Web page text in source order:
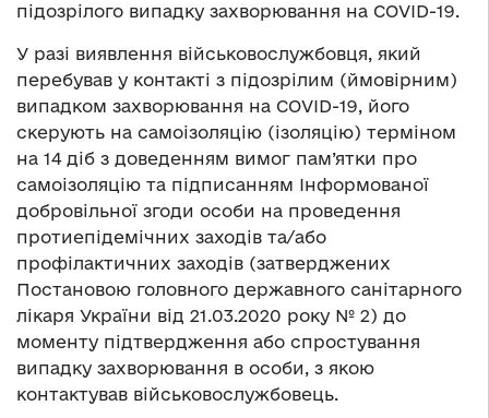
підозрілого випадку захворювання на СOVID-19.
У разі виявлення військовослужбовця, який
перебував у контакті з підозрілим (ймовірним)
випадком захворювання на СOVID-19, його
скерують на самоізоляцію (ізоляцію) терміном
на 14 діб з доведенням вимог пам’ятки про
самоізоляцію та підписанням Інформованої
добровільної згоди особи на проведення
протиепідемічних заходів та/або
профілактичних заходів (затверджених
Постановою головного державного санітарного
лікаря України від 21.03.2020 року № 2) до
моменту підтвердження або спростування
випадку захворювання в особи, з якою
контактував військовослужбовець.